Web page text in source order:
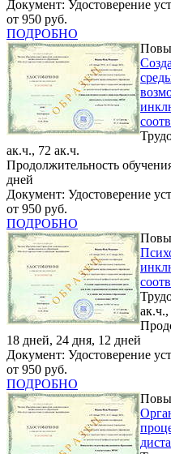
Документ: Удостоверение
от 950 руб.
ПОДРОБНО
ак.ч., 72 ак.ч.
Продолжительность
дней
Документ: Удостоверение
от 950 руб.
ПОДРОБНО
18 дней, 24 дня, 12 дней
Документ: Удостоверение
от 950 руб.
ПОДРОБНО